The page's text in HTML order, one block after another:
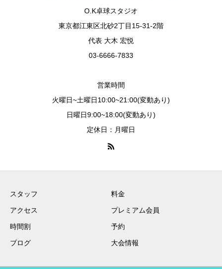
O.K卓球スタジオ
東京都江東区北砂2丁目15-31-2階
代表 大木 宏悦
03-6666-7833
営業時間
火曜日~土曜日10:00~21:00(変動あり)
日曜日9:00~18:00(変動あり)
定休日：月曜日
スタッフ 料金
アクセス プレミアム会員
時間割 予約
ブログ 大会情報